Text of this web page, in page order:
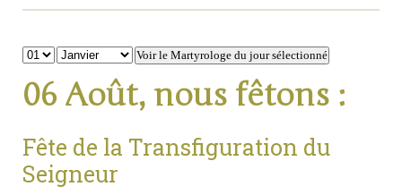
06 Août, nous fêtons :
Fête de la Transfiguration du
Seigneur